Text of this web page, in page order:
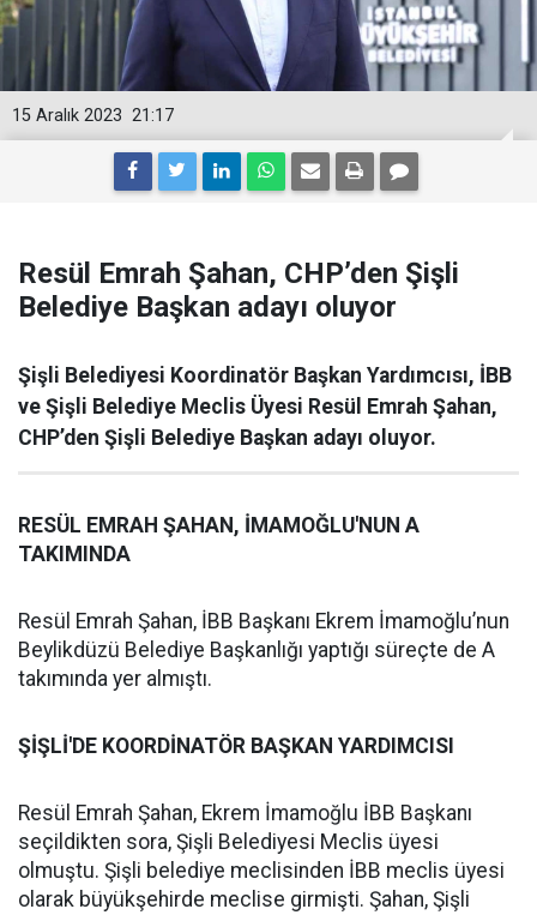
21:17
15 Aralık 2023
Resül Emrah Şahan, CHP’den Şişli
Belediye Başkan adayı oluyor
Şişli Belediyesi Koordinatör Başkan Yardımcısı, İBB
ve Şişli Belediye Meclis Üyesi Resül Emrah Şahan,
CHP’den Şişli Belediye Başkan adayı oluyor.
RESÜL EMRAH ŞAHAN, İMAMOĞLU'NUN A
TAKIMINDA
Resül Emrah Şahan, İBB Başkanı Ekrem İmamoğlu’nun
Beylikdüzü Belediye Başkanlığı yaptığı süreçte de A
takımında yer almıştı.
ŞİŞLİ'DE KOORDİNATÖR BAŞKAN YARDIMCISI
Resül Emrah Şahan, Ekrem İmamoğlu İBB Başkanı
seçildikten sora, Şişli Belediyesi Meclis üyesi
olmuştu. Şişli belediye meclisinden İBB meclis üyesi
olarak büyükşehirde meclise girmişti. Şahan, Şişli